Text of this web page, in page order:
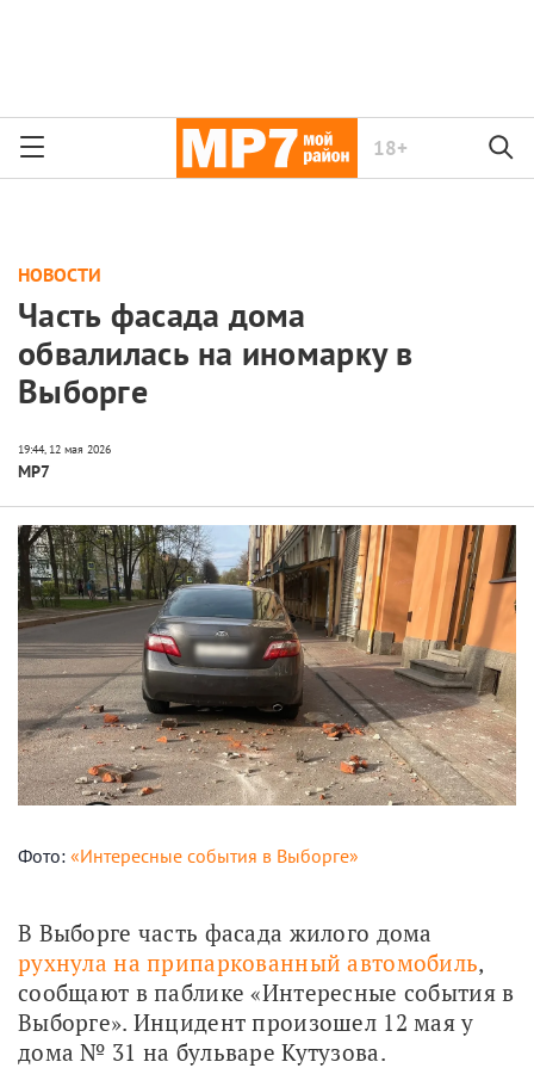
18+
НОВОСТИ
Часть фасада дома
обвалилась на иномарку в
Выборге
МР7
Фото: «Интересные события в Выборге»
рухнула на припаркованный автомобиль,
сообщают в паблике «Интересные события в
Выборге». Инцидент произошел 12 мая у
дома № 31 на бульваре Кутузова.